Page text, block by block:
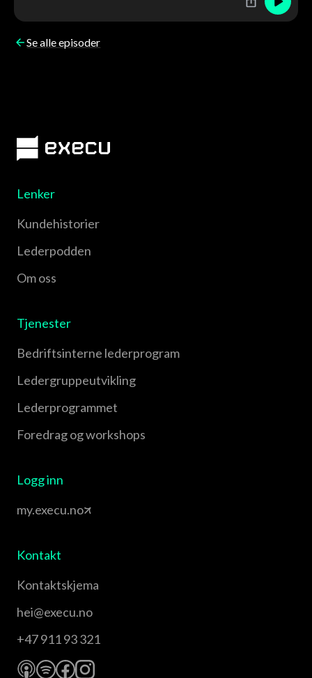
Se alle episoder
Lenker
Kundehistorier
Lederpodden
Om oss
Tjenester
Bedriftsinterne lederprogram
Leder­gruppe­utvikling
Leder­programmet
Foredrag og workshops
Logg inn
my.execu.no
Kontakt
Kontaktskjema
hei@execu.no
+47 911 93 321